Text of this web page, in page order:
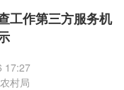
工作第三方服务机
17:27
村局